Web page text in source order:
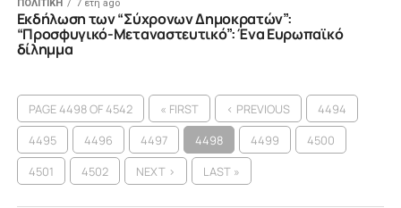
ΠΟΛΙΤΙΚΗ 7 έτη ago
Εκδήλωση των “Σύχρονων Δημοκρατών”:
“Προσφυγικό-Μεταναστευτικό”: Ένα Ευρωπαϊκό
δίλημμα
PAGE 4498 OF 4542 « FIRST ‹ PREVIOUS
4494
4495
4496 4497 4498 4499
4500
4501
4502 NEXT › LAST »